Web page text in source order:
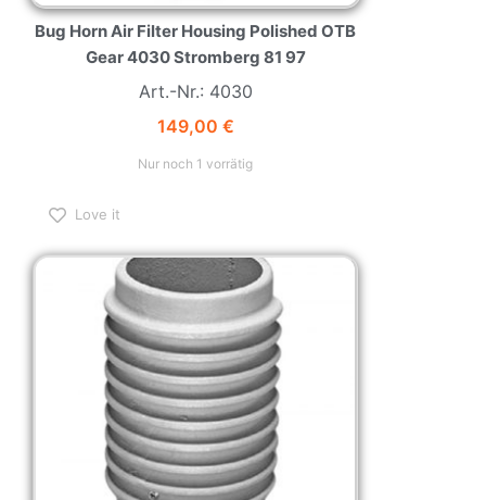
Bug Horn Air Filter Housing Polished OTB
Gear 4030 Stromberg 81 97
Art.-Nr.: 4030
149,00 €
Nur noch 1 vorrätig
Love it